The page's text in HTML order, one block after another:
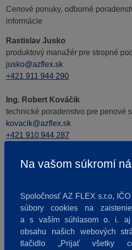
Cenové ponuky, odborné
informácie
Rastislav Jusko
produktový manažér pre stropné
jusko@azflex.sk
+421 911 944 290
Ing. Robert Kováčik
technické poradenstvo pre penové
kovacik@azflex.sk
+421 910 944 287
Miroslav Gladič
produktový manažér pre technické
+421 911 944 288
Na vašom súkromí
Spoločnosť AZ FLEX s.r.o,
súbory cookies na
a s vaším súhlasom o. i. aj
obsahu našich webových
tlačidlo „Prijať všetky